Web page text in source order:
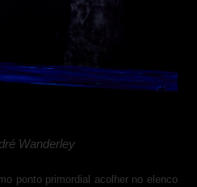
Wanderley
ponto primordial acolher no elenco